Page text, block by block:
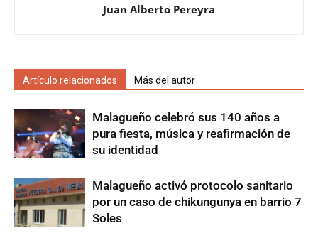
Juan Alberto Pereyra
Artículo relacionados Más del autor
Malagueño celebró sus 140 años a
pura fiesta, música y reafirmación de
su identidad
Malagueño activó protocolo sanitario
por un caso de chikungunya en barrio 7
Soles